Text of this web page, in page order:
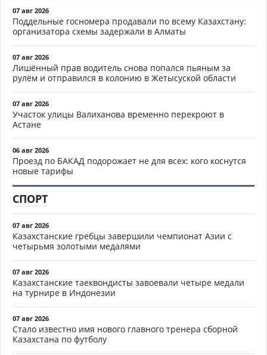
07 авг 2026
Поддельные госномера продавали по всему Казахстану:
организатора схемы задержали в Алматы
07 авг 2026
Лишённый прав водитель снова попался пьяным за
рулём и отправился в колонию в Жетысуской области
07 авг 2026
Участок улицы Валиханова временно перекроют в
Астане
06 авг 2026
Проезд по БАКАД подорожает не для всех: кого коснутся
новые тарифы
СПОРТ
07 авг 2026
Казахстанские гребцы завершили чемпионат Азии с
четырьмя золотыми медалями
07 авг 2026
Казахстанские таеквондисты завоевали четыре медали
на турнире в Индонезии
07 авг 2026
Стало известно имя нового главного тренера сборной
Казахстана по футболу